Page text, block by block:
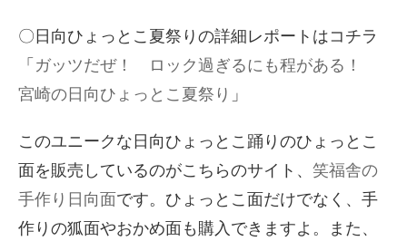
〇日向ひょっとこ夏祭りの詳細レポートはコチラ
「 ガッツだぜ！ ロック過ぎるにも程がある！
宮崎の日向ひょっとこ夏祭り 」
このユニークな日向ひょっとこ踊りのひょっとこ
面を販売しているのがこちらのサイト、 笑福舎の
手作り日向面です。ひょっとこ面だけでなく、手
作りの狐面やおかめ面も購入できますよ。また、